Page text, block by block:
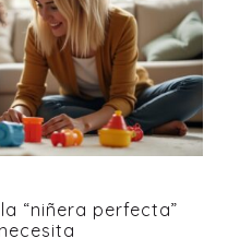
“niñera perfecta”